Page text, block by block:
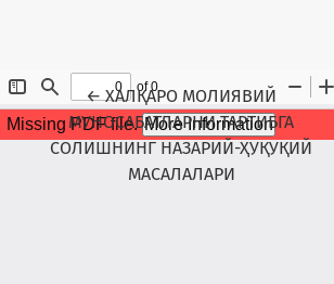
←Maqola tafsilotlariga qaytish
ХАЛҚАРО МОЛИЯВИЙ
МУНОСАБАТЛАРНИ ТАРТИБГА
СОЛИШНИНГ НАЗАРИЙ-ҲУҚУҚИЙ
МАСАЛАЛАРИ